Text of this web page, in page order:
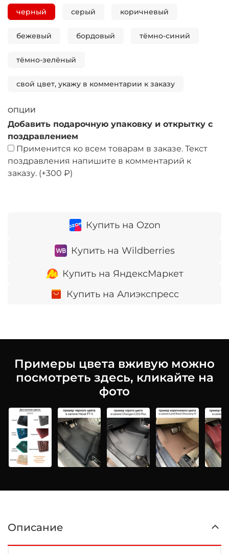
Купить на Ozon
Купить на Wildberries
Купить на ЯндексМаркет
Купить на Алиэкспресс
черный серый коричневый
бежевый бордовый тёмно-синий
тёмно-зелёный
свой цвет, укажу в комментарии к заказу
ОПЦИИ
Добавить подарочную упаковку и открытку с
поздравлением
Применится ко всем товарам в заказе. Текст
поздравления напишите в комментарий к
заказу. (+300 ₽)
Примеры цвета вживую можно
посмотреть здесь, кликайте на
фото
Описание